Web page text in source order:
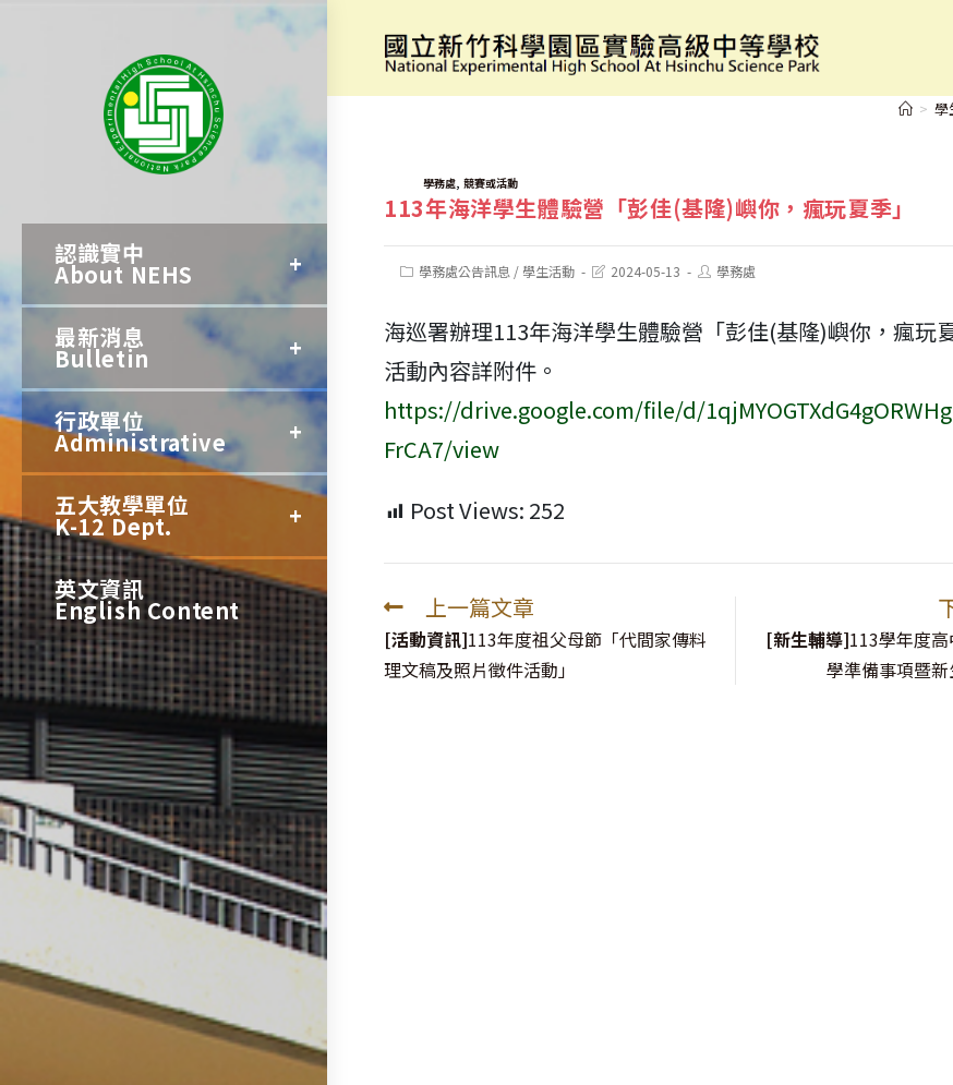
至
主
認識實中
About NEHS
最新消息
Bulletin
行政單位
Administrative
五大教學單位
K-12 Dept.
英文資訊
English Content
[營隊資訊]113年海洋學生體驗營「彭佳(基隆)嶼你，瘋玩夏
> 學
TAGS:學務處, 競賽或活動
113年海洋學生體驗營「彭佳(基隆)嶼你，瘋玩夏季」
Post學務處公告訊息 / 學生活動
Post2024-05-13
Post學務處
海巡署辦理113年海洋學生體驗營「彭佳(基隆)嶼你，瘋玩夏
活動內容詳附件。
https://drive.google.com/file/d/
FrCA7/view
Post Views: 252
Read
more
articles
上一篇文章
[活動資訊]113年度祖父母節「代間家傳料
理文稿及照片徵件活動」
[新生輔導]113學年度
學準備事項暨